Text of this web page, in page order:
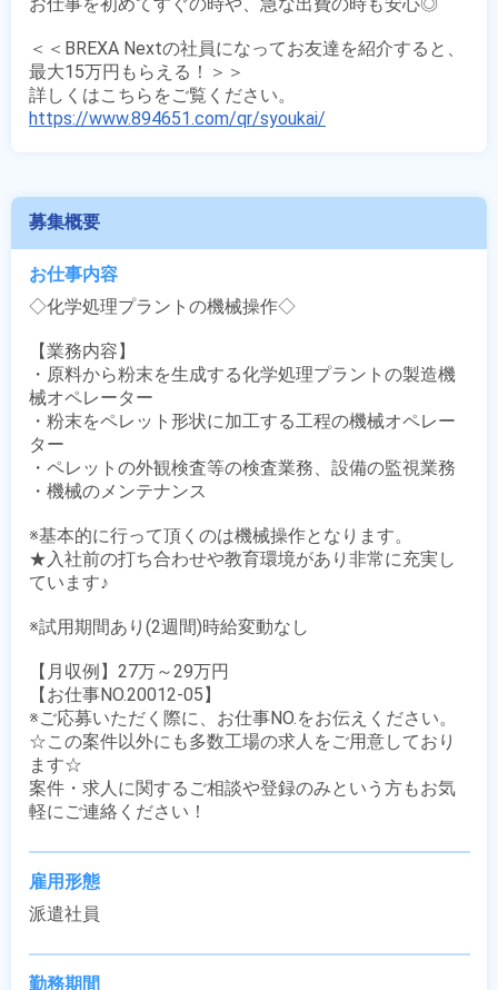
＜＜BREXA Nextの社員になってお友達を紹介すると、
最大15万円もらえる！＞＞
https://www.894651.com/qr/syoukai/
募集概要
お仕事内容
◇化学処理プラントの機械操作◇
【業務内容】
・原料から粉末を生成する化学処理プラントの製造機
械オペレーター
・粉末をペレット形状に加工する工程の機械オペレー
ター
・ペレットの外観検査等の検査業務、設備の監視業務
・機械のメンテナンス
※基本的に行って頂くのは機械操作となります。
★入社前の打ち合わせや教育環境があり非常に充実し
ています♪
※試用期間あり(2週間)時給変動なし
【月収例】27万～29万円
【お仕事NO.20012-05】
※ご応募いただく際に、お仕事NO.をお伝えください。
☆この案件以外にも多数工場の求人をご用意しており
ます☆
案件・求人に関するご相談や登録のみという方もお気
軽にご連絡ください！
雇用形態
派遣社員
勤務期間